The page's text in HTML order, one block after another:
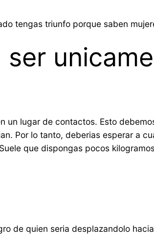
tengas triunfo porque saben
un lugar de contactos. Esto
Por lo tanto, deberias esperar a
que dispongas pocos
de quien seri­a desplazandolo